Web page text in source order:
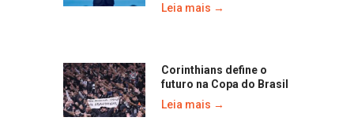
Leia mais →
Corinthians define o
futuro na Copa do Brasil
Leia mais →